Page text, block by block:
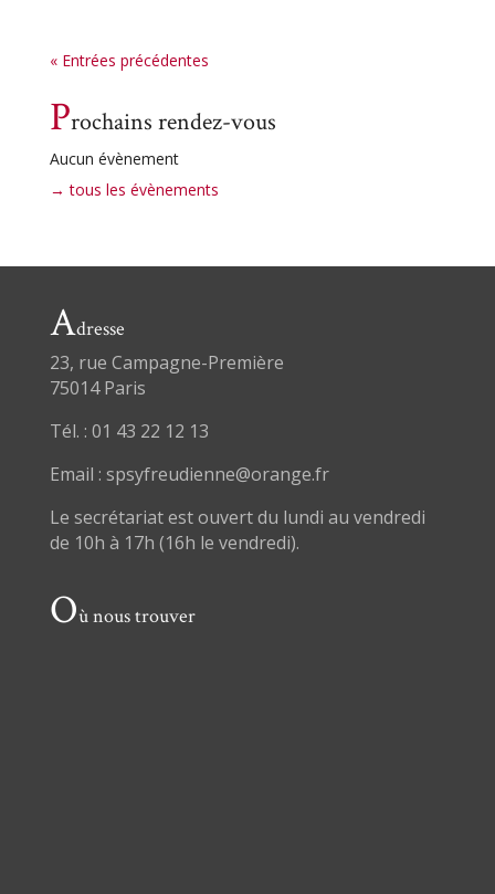
« Entrées précédentes
Prochains rendez-vous
Aucun évènement
→ tous les évènements
Adresse
23, rue Campagne-Première
75014 Paris
Tél. : 01 43 22 12 13
Email : spsyfreudienne@orange.fr
Le secrétariat est ouvert du lundi au vendredi
de 10h à 17h (16h le vendredi).
Où nous trouver